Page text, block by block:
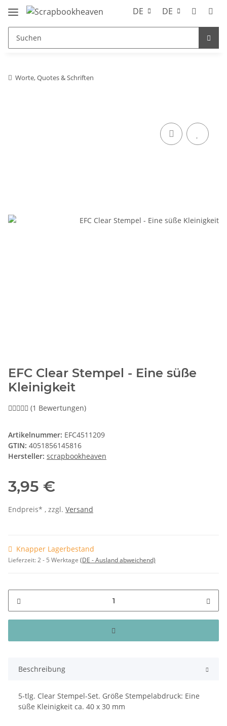
DE DE
Worte, Quotes & Schriften
EFC Clear Stempel - Eine süße
Kleinigkeit
(1 Bewertungen)
Artikelnummer: EFC4511209
GTIN: 4051856145816
Hersteller: scrapbookheaven
3,95 €
Endpreis* , zzgl. Versand
Knapper Lagerbestand
Lieferzeit:2 - 5 Werktage (DE - Ausland abweichend)
Beschreibung
5-tlg. Clear Stempel-Set. Größe Stempelabdruck: Eine
süße Kleinigkeit ca. 40 x 30 mm